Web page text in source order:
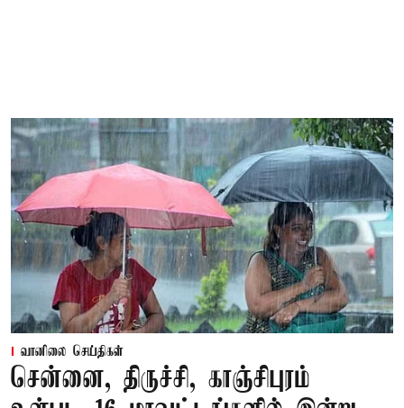
வானிலை செய்திகள்
சென்னை, திருச்சி, காஞ்சிபுரம்